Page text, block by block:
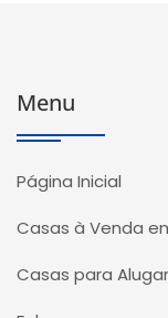
Menu
Página Inicial
Casas à Venda
Casas para